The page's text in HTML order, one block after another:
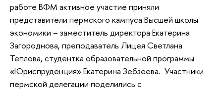
работе ВФМ активное участие приняли
представители пермского кампуса Высшей школы
экономики – заместитель директора Екатерина
Загороднова, преподаватель Лицея Светлана
Теплова, студентка образовательной программы
«Юриспруденция» Екатерина Зебзеева. Участники
пермской делегации поделились с